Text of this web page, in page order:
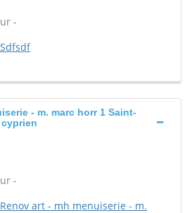
-
Sdfsdf
- m. marc horr 1 Saint-
-
Renov art - mh menuiserie - m.